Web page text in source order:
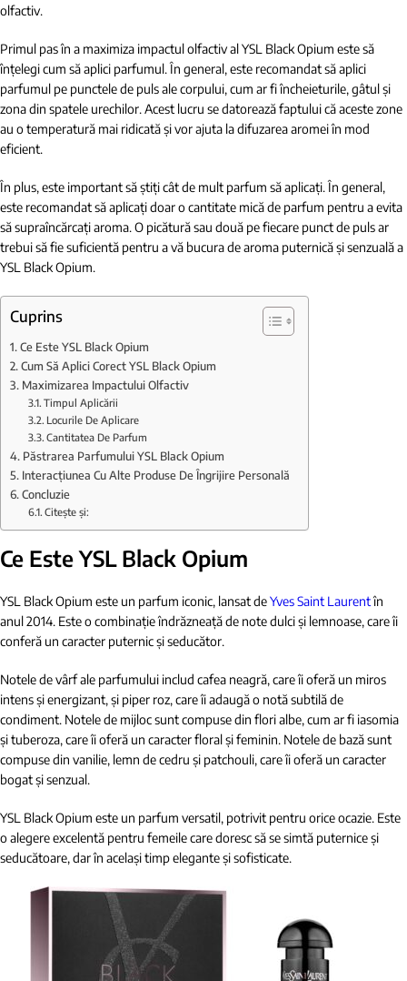
olfactiv.
Primul pas în a maximiza impactul olfactiv al YSL Black Opium este să
înțelegi cum să aplici parfumul. În general, este recomandat să aplici
parfumul pe punctele de puls ale corpului, cum ar fi încheieturile, gâtul și
zona din spatele urechilor. Acest lucru se datorează faptului că aceste zone
au o temperatură mai ridicată și vor ajuta la difuzarea aromei în mod
eficient.
În plus, este important să știți cât de mult parfum să aplicați. În general,
este recomandat să aplicați doar o cantitate mică de parfum pentru a evita
să supraîncărcați aroma. O picătură sau două pe fiecare punct de puls ar
trebui să fie suficientă pentru a vă bucura de aroma puternică și senzuală a
YSL Black Opium.
Cuprins
Ce Este YSL Black Opium
Cum Să Aplici Corect YSL Black Opium
Maximizarea Impactului Olfactiv
Timpul Aplicării
Locurile De Aplicare
Cantitatea De Parfum
Păstrarea Parfumului YSL Black Opium
Interacțiunea Cu Alte Produse De Îngrijire Personală
Concluzie
Citește și:
Ce Este YSL Black Opium
YSL Black Opium este un parfum iconic, lansat deYves Saint Laurentîn
anul 2014. Este o combinație îndrăzneață de note dulci și lemnoase, care îi
conferă un caracter puternic și seducător.
Notele de vârf ale parfumului includ cafea neagră, care îi oferă un miros
intens și energizant, și piper roz, care îi adaugă o notă subtilă de
condiment. Notele de mijloc sunt compuse din flori albe, cum ar fi iasomia
și tuberoza, care îi oferă un caracter floral și feminin. Notele de bază sunt
compuse din vanilie, lemn de cedru și patchouli, care îi oferă un caracter
bogat și senzual.
YSL Black Opium este un parfum versatil, potrivit pentru orice ocazie. Este
o alegere excelentă pentru femeile care doresc să se simtă puternice și
seducătoare, dar în același timp elegante și sofisticate.